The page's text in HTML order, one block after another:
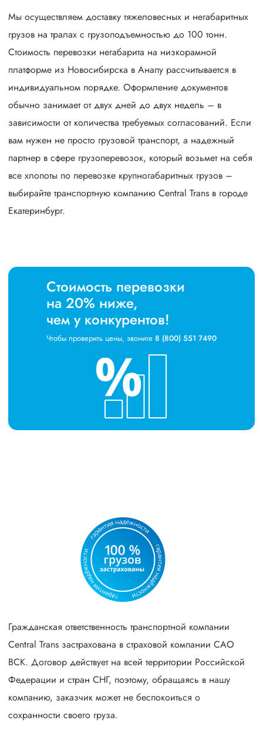
Мы осуществляем доставку тяжеловесных и негабаритных
грузов на тралах с грузоподъемностью до 100 тонн.
Стоимость перевозки негабарита на низкорамной
платформе из Новосибирска в Анапу рассчитывается в
индивидуальном порядке. Оформление документов
обычно занимает от двух дней до двух недель – в
зависимости от количества требуемых согласований. Если
вам нужен не просто грузовой транспорт, а надежный
партнер в сфере грузоперевозок, который возьмет на себя
все хлопоты по перевозке крупногабаритных грузов –
выбирайте транспортную компанию Central Trans в городе
Екатеринбург.
Стоимость перевозки
на 20% ниже,
чем у конкурентов!
Чтобы проверить цены, звоните 8 (800) 551 7490
Гражданская ответственность транспортной компании
Central Trans застрахована в страховой компании САО
ВСК. Договор действует на всей территории Российской
Федерации и стран СНГ, поэтому, обращаясь в нашу
компанию, заказчик может не беспокоиться о
сохранности своего груза.